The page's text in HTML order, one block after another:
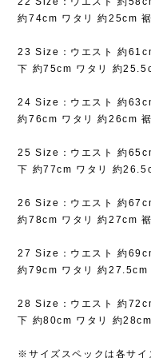
約74cm ワタリ 約25cm
23 Size：ウエスト 約
下 約75cm ワタリ 約
24 Size：ウエスト 約
約76cm ワタリ 約26cm
25 Size：ウエスト 約
下 約77cm ワタリ 約
26 Size：ウエスト 約
約78cm ワタリ 約27cm
27 Size：ウエスト 約
約79cm ワタリ 約
28 Size：ウエスト 約
下 約80cm ワタリ 約
※サイズスペックは各サイ